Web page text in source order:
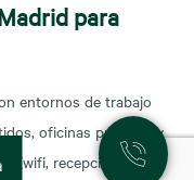
para
entornos de trabajo
oficinas privadas y
(wifi, recepción,